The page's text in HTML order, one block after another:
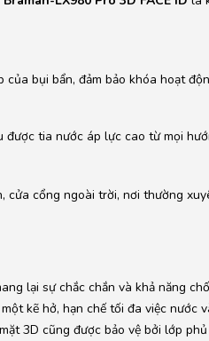
của bụi bẩn, đảm bảo khóa hoạt
được tia nước áp lực cao từ mọi
cổng ngoài trời, nơi thường
lại sự chắc chắn và khả năng
kẽ hở, hạn chế tối đa việc nước
3D cũng được bảo vệ bởi lớp